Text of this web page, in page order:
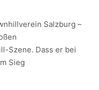
Salzburg –
Szene. Dass er bei
Sieg